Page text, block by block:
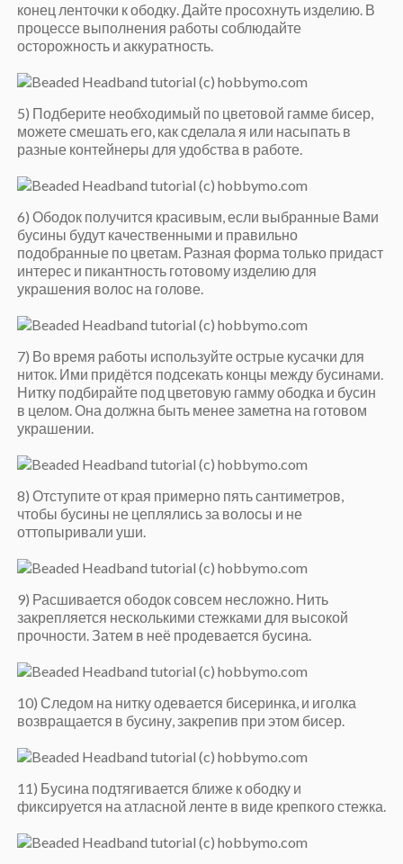
конец ленточки к ободку. Дайте просохнуть изделию. В
процессе выполнения работы соблюдайте
осторожность и аккуратность.
5) Подберите необходимый по цветовой гамме бисер,
можете смешать его, как сделала я или насыпать в
разные контейнеры для удобства в работе.
6) Ободок получится красивым, если выбранные Вами
бусины будут качественными и правильно
подобранные по цветам. Разная форма только придаст
интерес и пикантность готовому изделию для
украшения волос на голове.
7) Во время работы используйте острые кусачки для
ниток. Ими придётся подсекать концы между бусинами.
Нитку подбирайте под цветовую гамму ободка и бусин
в целом. Она должна быть менее заметна на готовом
украшении.
8) Отступите от края примерно пять сантиметров,
чтобы бусины не цеплялись за волосы и не
оттопыривали уши.
9) Расшивается ободок совсем несложно. Нить
закрепляется несколькими стежками для высокой
прочности. Затем в неё продевается бусина.
10) Следом на нитку одевается бисеринка, и иголка
возвращается в бусину, закрепив при этом бисер.
11) Бусина подтягивается ближе к ободку и
фиксируется на атласной ленте в виде крепкого стежка.